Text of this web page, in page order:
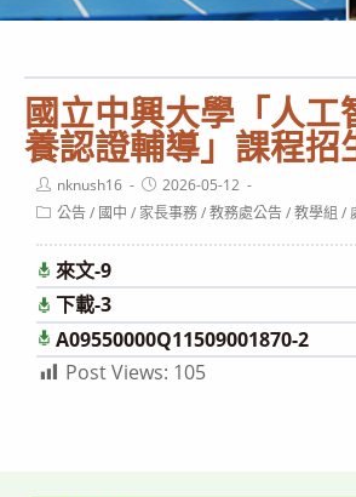
國立中興大學「人工
養認證輔導」課程招
Post
author:
nknush16
Post
published:
2026-05-12
Post公告/ 國中 / 家長事務/教務處公告/教學組 /
來文-9
下載-3
A09550000Q11509001870-2
Post Views: 105